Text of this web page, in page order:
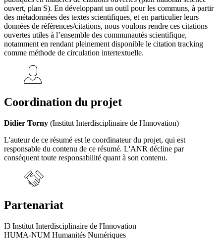
ouvert, plan S). En développant un outil pour les communs, à partir
des métadonnées des textes scientifiques, et en particulier leurs
données de références/citations, nous voulons rendre ces citations
ouvertes utiles à l’ensemble des communautés scientifique,
notamment en rendant pleinement disponible le citation tracking
comme méthode de circulation intertextuelle.
Coordination du projet
Didier Torny (Institut Interdisciplinaire de l'Innovation)
L'auteur de ce résumé est le coordinateur du projet, qui est
responsable du contenu de ce résumé. L'ANR décline par
conséquent toute responsabilité quant à son contenu.
Partenariat
I3 Institut Interdisciplinaire de l'Innovation
HUMA-NUM Humanités Numériques